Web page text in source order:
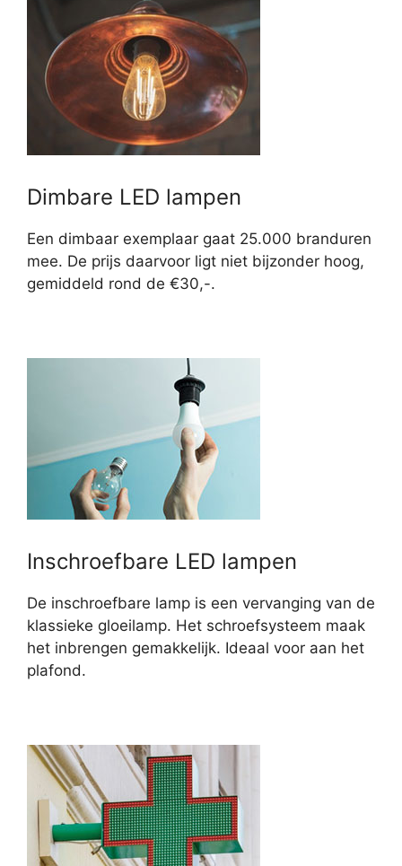
Dimbare LED lampen
Een dimbaar exemplaar gaat 25.000 branduren
mee. De prijs daarvoor ligt niet bijzonder hoog,
gemiddeld rond de €30,-.
Inschroefbare LED lampen
De inschroefbare lamp is een vervanging van de
klassieke gloeilamp. Het schroefsysteem maak
het inbrengen gemakkelijk. Ideaal voor aan het
plafond.